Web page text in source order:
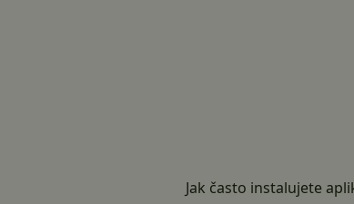
Jak často instalujete